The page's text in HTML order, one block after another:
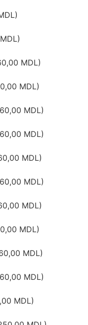
)
)
MDL)
MDL)
MDL)
MDL)
MDL)
MDL)
MDL)
MDL)
MDL)
MDL)
MDL)